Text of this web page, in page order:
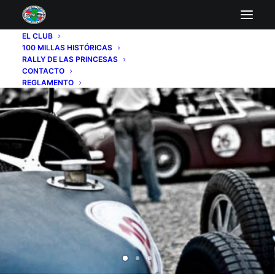
EL CLUB
100 MILLAS HISTÓRICAS
RALLY DE LAS PRINCESAS
CONTACTO
REGLAMENTO